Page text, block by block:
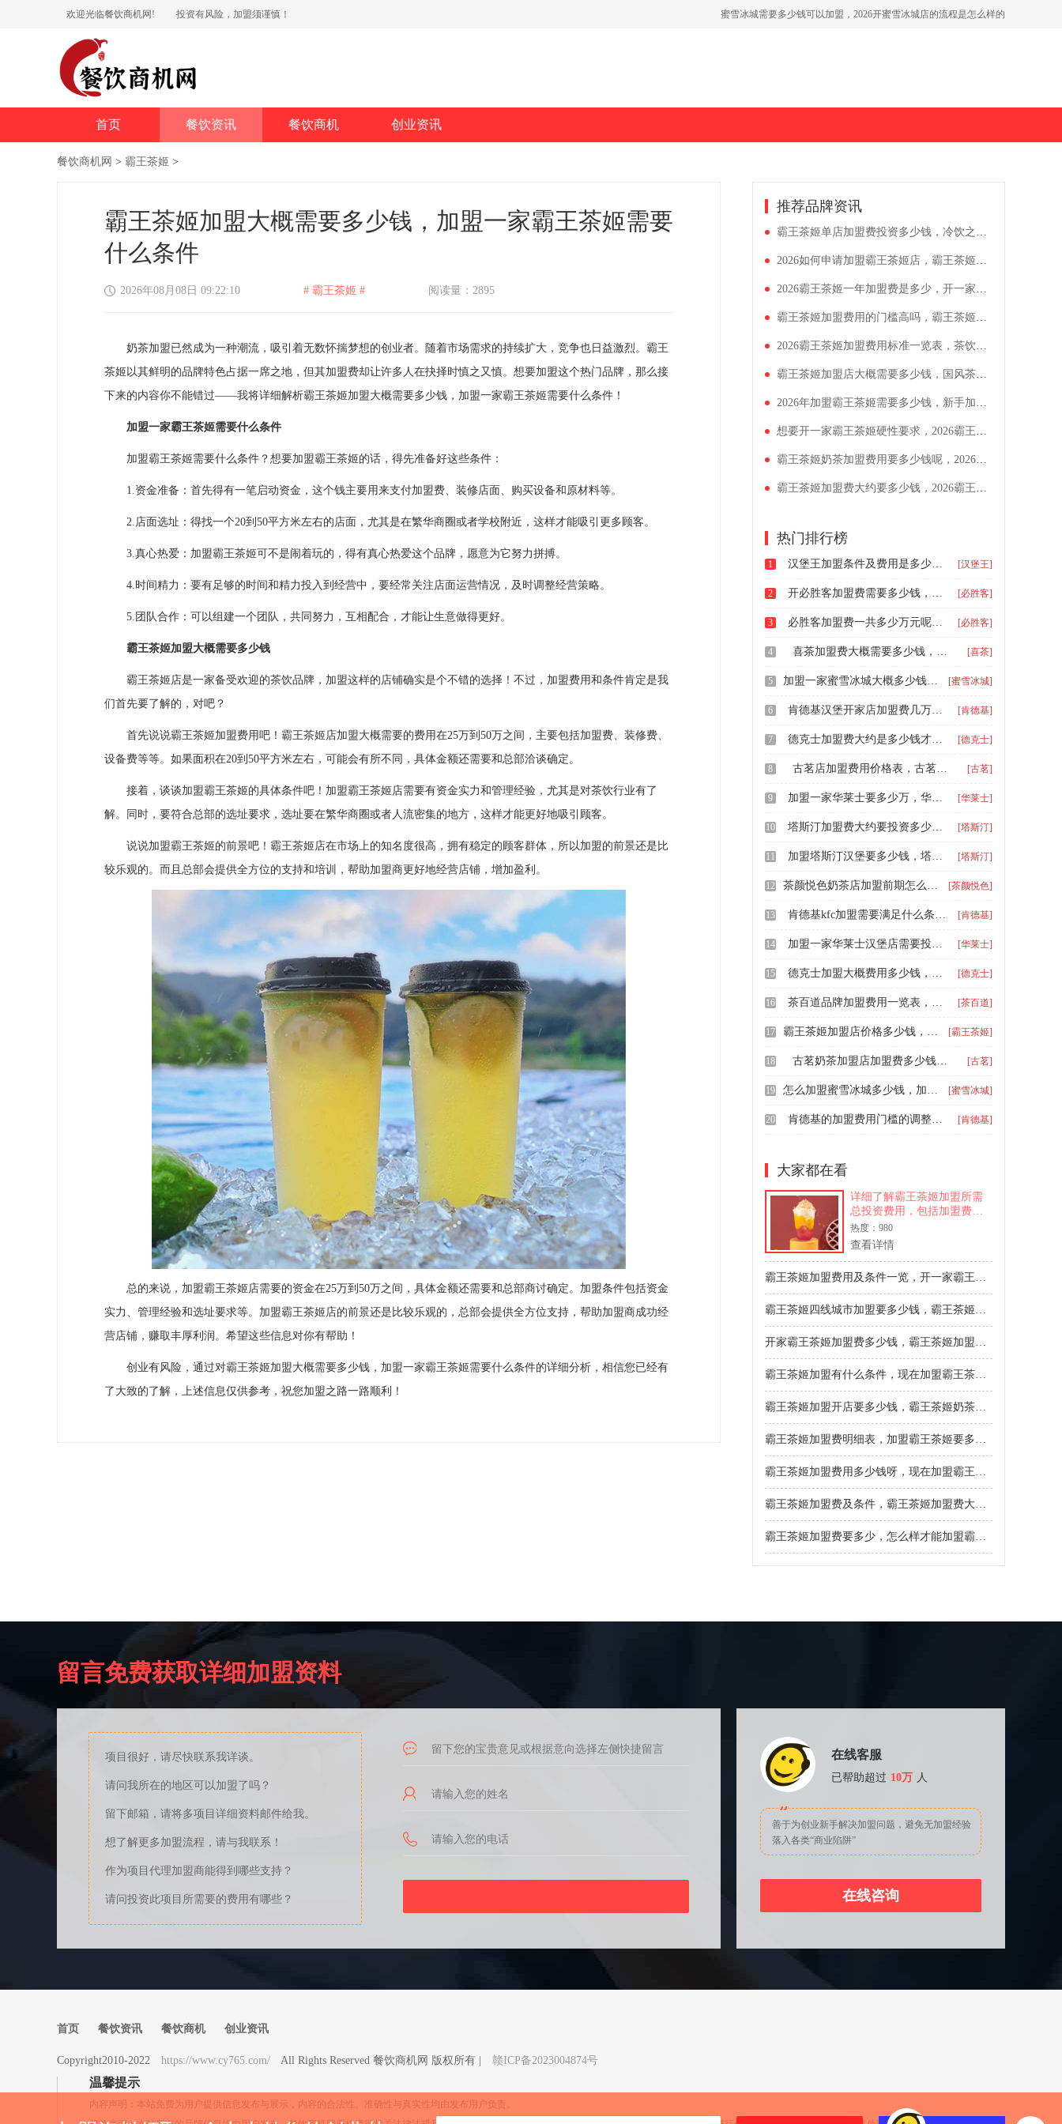
欢迎光临餐饮商机网! 投资有风险，加盟须谨慎！ 2026肯德基加盟费需要多少钱，肯德基加盟流程复杂吗
首页 餐饮资讯 餐饮商机 创业资讯
餐饮商机网 > 霸王茶姬 >
霸王茶姬加盟大概需要多少钱，加盟一家霸王茶姬需要
什么条件
2026年08月08日 09:22:10 # 霸王茶姬 # 阅读量：2895
奶茶加盟已然成为一种潮流，吸引着无数怀揣梦想的创业者。随着市场需求的持续扩大，竞争也日益激烈。霸王
茶姬以其鲜明的品牌特色占据一席之地，但其加盟费却让许多人在抉择时慎之又慎。想要加盟这个热门品牌，那么接
下来的内容你不能错过——我将详细解析霸王茶姬加盟大概需要多少钱，加盟一家霸王茶姬需要什么条件！
加盟一家霸王茶姬需要什么条件
加盟霸王茶姬需要什么条件？想要加盟霸王茶姬的话，得先准备好这些条件：
1.资金准备：首先得有一笔启动资金，这个钱主要用来支付加盟费、装修店面、购买设备和原材料等。
2.店面选址：得找一个20到50平方米左右的店面，尤其是在繁华商圈或者学校附近，这样才能吸引更多顾客。
3.真心热爱：加盟霸王茶姬可不是闹着玩的，得有真心热爱这个品牌，愿意为它努力拼搏。
4.时间精力：要有足够的时间和精力投入到经营中，要经常关注店面运营情况，及时调整经营策略。
5.团队合作：可以组建一个团队，共同努力，互相配合，才能让生意做得更好。
霸王茶姬加盟大概需要多少钱
霸王茶姬店是一家备受欢迎的茶饮品牌，加盟这样的店铺确实是个不错的选择！不过，加盟费用和条件肯定是我
们首先要了解的，对吧？
首先说说霸王茶姬加盟费用吧！霸王茶姬店加盟大概需要的费用在25万到50万之间，主要包括加盟费、装修费、
设备费等等。如果面积在20到50平方米左右，可能会有所不同，具体金额还需要和总部洽谈确定。
接着，谈谈加盟霸王茶姬的具体条件吧！加盟霸王茶姬店需要有资金实力和管理经验，尤其是对茶饮行业有了
解。同时，要符合总部的选址要求，选址要在繁华商圈或者人流密集的地方，这样才能更好地吸引顾客。
说说加盟霸王茶姬的前景吧！霸王茶姬店在市场上的知名度很高，拥有稳定的顾客群体，所以加盟的前景还是比
较乐观的。而且总部会提供全方位的支持和培训，帮助加盟商更好地经营店铺，增加盈利。
总的来说，加盟霸王茶姬店需要的资金在25万到50万之间，具体金额还需要和总部商讨确定。加盟条件包括资金
实力、管理经验和选址要求等。加盟霸王茶姬店的前景还是比较乐观的，总部会提供全方位支持，帮助加盟商成功经
营店铺，赚取丰厚利润。希望这些信息对你有帮助！
创业有风险，通过对霸王茶姬加盟大概需要多少钱，加盟一家霸王茶姬需要什么条件的详细分析，相信您已经有
了大致的了解，上述信息仅供参考，祝您加盟之路一路顺利！
推荐品牌资讯
霸王茶姬单店加盟费投资多少钱，冷饮之类的加盟店有哪些品牌
2026如何申请加盟霸王茶姬店，霸王茶姬加盟费用开店明细表2026
2026霸王茶姬一年加盟费是多少，开一家奶茶店大概要花多少钱
霸王茶姬加盟费用的门槛高吗，霸王茶姬加盟需要什么条件和手续
2026霸王茶姬加盟费用标准一览表，茶饮项目现在可以加盟吗
霸王茶姬加盟店大概需要多少钱，国风茶饮霸王茶姬怎么样加盟
2026年加盟霸王茶姬需要多少钱，新手加盟霸王茶姬有什么要求
想要开一家霸王茶姬硬性要求，2026霸王茶姬加盟费要多少钱呢
霸王茶姬奶茶加盟费用要多少钱呢，2026年加盟条件标准是怎样的
霸王茶姬加盟费大约要多少钱，2026霸王茶姬加盟费用和条件解析
热门排行榜
1 汉堡王加盟条件及费用是多少，汉堡王加盟条件详解 [汉堡王]
2 开必胜客加盟费需要多少钱，投资一家必胜客怎么加盟 [必胜客]
3 必胜客加盟费一共多少万元呢，加盟个必胜客有什么条件 [必胜客]
4 喜茶加盟费大概需要多少钱，喜茶奶茶店加盟费多少钱啊 [喜茶]
5 加盟一家蜜雪冰城大概多少钱，蜜雪冰城的加盟费到底是多少钱 [蜜雪冰城]
6 肯德基汉堡开家店加盟费几万元，肯德基汉堡加盟费需要多少资金 [肯德基]
7 德克士加盟费大约是多少钱才可以加盟，德克士加盟流程一览 [德克士]
8 古茗店加盟费用价格表，古茗加盟费用及流程2025 [古茗]
9 加盟一家华莱士要多少万，华莱士连锁店加盟费多少 [华莱士]
10 塔斯汀加盟费大约要投资多少钱，塔斯汀加盟费预算多少钱明细表 [塔斯汀]
11 加盟塔斯汀汉堡要多少钱，塔斯汀汉堡加盟条件要求 [塔斯汀]
12 茶颜悦色奶茶店加盟前期怎么样，加盟一个茶颜悦色奶茶大概多少钱 [茶颜悦色]
13 肯德基kfc加盟需要满足什么条件，开一家肯德基的加盟费一览表 [肯德基]
14 加盟一家华莱士汉堡店需要投资多少，华莱士加盟有什么条件需要多少钱 [华莱士]
15 德克士加盟大概费用多少钱，德克士汉堡店的加盟费 [德克士]
16 茶百道品牌加盟费用一览表，开一家茶百道奶茶要多少钱 [茶百道]
17 霸王茶姬加盟店价格多少钱，开霸王茶姬需要多少钱加盟 [霸王茶姬]
18 古茗奶茶加盟店加盟费多少钱，古茗加盟费用大概多少 [古茗]
19 怎么加盟蜜雪冰城多少钱，加盟一家蜜雪冰城多少 [蜜雪冰城]
20 肯德基的加盟费用门槛的调整，肯德基炸鸡店加盟费明细表 [肯德基]
大家都在看
详细了解霸王茶姬加盟所需
总投资费用，包括加盟费、
装修、设备等具体构成，以
及加盟商资质、店铺选址、
运营支持等核心条件，为创
预算参考。
热度：980
查看详情
霸王茶姬加盟费用及条件一览，开一家霸王茶姬要准备多少钱
霸王茶姬四线城市加盟要多少钱，霸王茶姬店加盟费需要多少钱
开家霸王茶姬加盟费多少钱，霸王茶姬加盟费需要多少钱
霸王茶姬加盟有什么条件，现在加盟霸王茶姬大概需要多少资金
霸王茶姬加盟开店要多少钱，霸王茶姬奶茶店加盟需要多少钱
霸王茶姬加盟费明细表，加盟霸王茶姬要多少加盟费
霸王茶姬加盟费用多少钱呀，现在加盟霸王茶姬需要多少加盟费
霸王茶姬加盟费及条件，霸王茶姬加盟费大概多少
霸王茶姬加盟费要多少，怎么样才能加盟霸王茶姬奶茶
留言免费获取详细加盟资料
项目很好，请尽快联系我详谈。
请问我所在的地区可以加盟了吗？
留下邮箱，请将多项目详细资料邮件给我。
想了解更多加盟流程，请与我联系！
作为项目代理加盟商能得到哪些支持？
请问投资此项目所需要的费用有哪些？
在线客服
已帮助超过 10万 人
善于为创业新手解决加盟问题，避免无加盟经验
落入各类“商业陷阱”
在线咨询
首页 餐饮资讯 餐饮商机 创业资讯
Copyright2010-2022 https://www.cy765.com/ All Rights Reserved 餐饮商机网 版权所有 | 赣ICP备2023004874号
温馨提示
内容声明：本站免费为用户提供信息发布与展示，内容的合法性、准确性与真实性均由发布用户负责。